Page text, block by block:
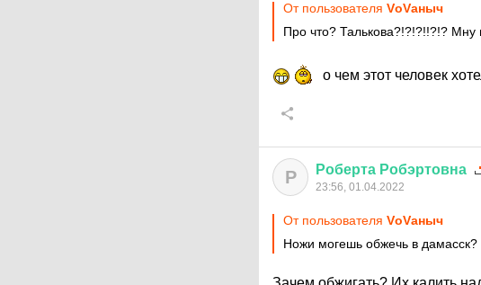
От пользователя VоVаныч
Про что? Талькова?!?!?!!?!? Мну
о чем этот человек
Р Роберта Робэртовна
23:56, 01.04.2022
От пользователя VоVаныч
Ножи могешь обжечь в дамасск?